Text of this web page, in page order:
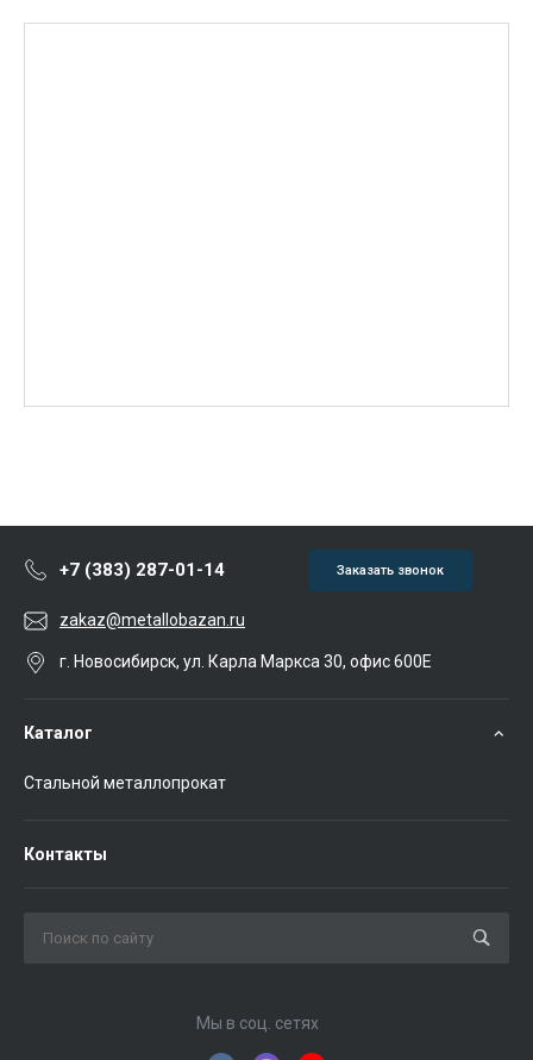
+7 (383) 287-01-14 Заказать звонок
zakaz@metallobazan.ru
г. Новосибирск, ул. Карла Маркса 30, офис 600Е
Каталог
Стальной металлопрокат
Контакты
Мы в соц. сетях